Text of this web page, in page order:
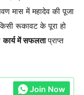
मास में महादेव की पूजा
रूकावट के पूरा हो
कार्य में सफलताप्राप्त
Join Now